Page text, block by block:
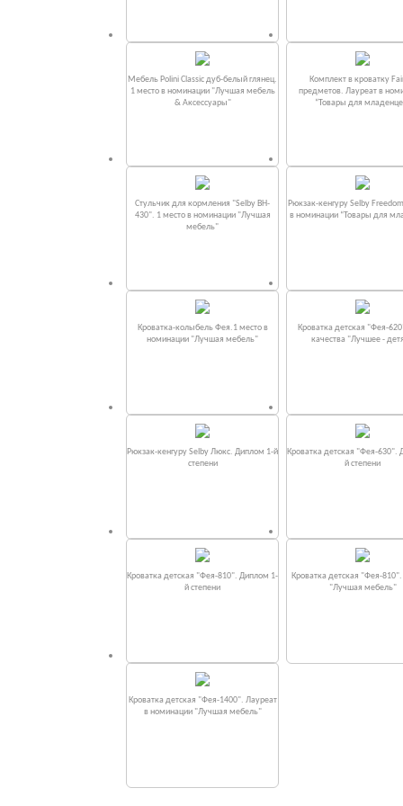
Мебель Polini Classic дуб-белый глянец.
1 место в номинации "Лучшая мебель
& Аксессуары"
Комплект в кроватку
предметов. Лауреат в
“Товары для
Стульчик для кормления "Selby BH-
430". 1 место в номинации "Лучшая
мебель"
Рюкзак-кенгуру Selby
в номинации “Товары для
Кроватка-колыбель Фея.1 место в
номинации "Лучшая мебель"
Кроватка детская "Фея-
качества "Лучшее -
Рюкзак-кенгуру Selby Люкс. Диплом 1-й
степени
Кроватка детская "Фея-630".
й степени
Кроватка детская "Фея-810". Диплом 1-
й степени
Кроватка детская "Фея-
"Лучшая мебель"
Кроватка детская "Фея-1400". Лауреат
в номинации "Лучшая мебель"